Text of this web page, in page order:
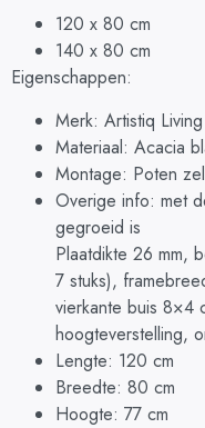
120 x 80 cm
140 x 80 cm
Eigenschappen:
Merk: Artistiq Living
Materiaal: Acacia
Montage: Poten
Overige info: met
gegroeid is
Plaatdikte 26 mm,
7 stuks),
vierkante buis 8×4
hoogteverstelling,
Lengte: 120 cm
Breedte: 80 cm
Hoogte: 77 cm